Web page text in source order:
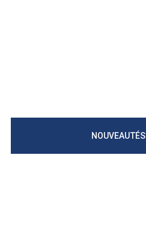
NOUVEAUTÉS